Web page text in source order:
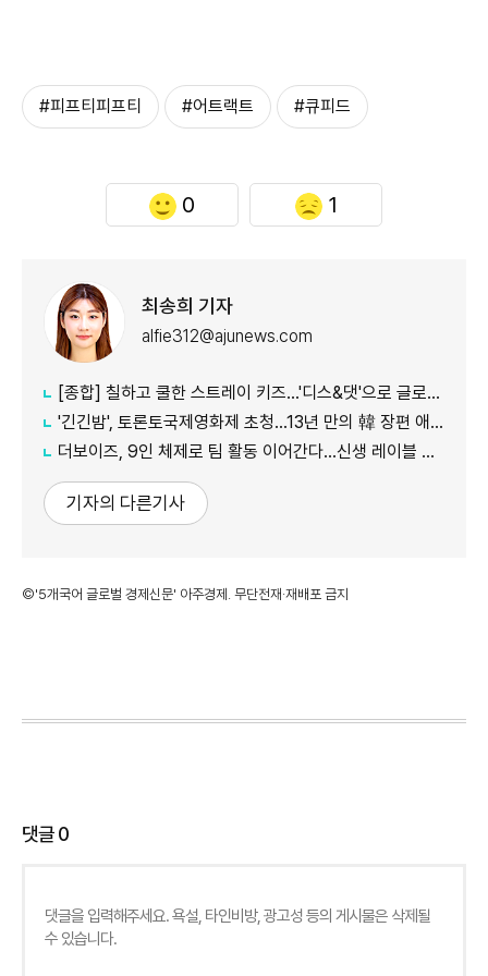
#피프티피프티 #어트랙트 #큐피드
0 1
최송희 기자
alfie312@ajunews.com
[종합] 칠하고 쿨한 스트레이 키즈…'디스&댓'으로 글로벌 질주
'긴긴밤', 토론토국제영화제 초청…13년 만의 韓 장편 애니
더보이즈, 9인 체제로 팀 활동 이어간다…신생 레이블 계약 완료
기자의 다른기사
©'5개국어 글로벌 경제신문' 아주경제. 무단전재·재배포 금지
댓글0